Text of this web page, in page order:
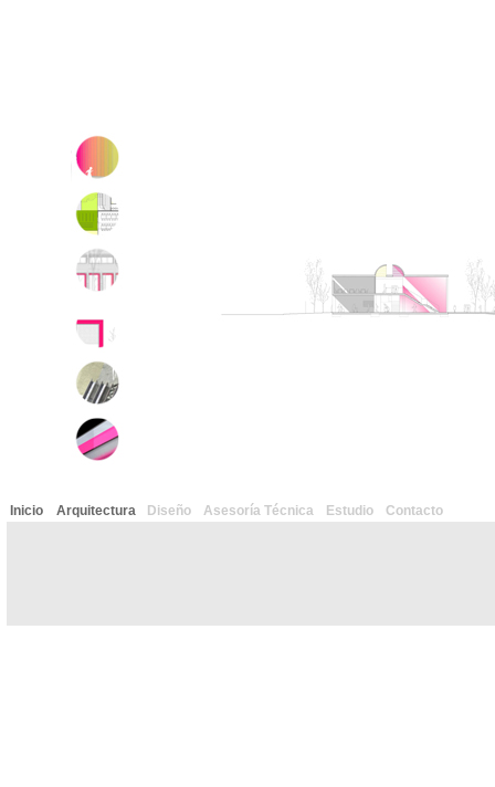
Inicio Arquitectura Diseño Asesoría Técnica Estudio Contacto